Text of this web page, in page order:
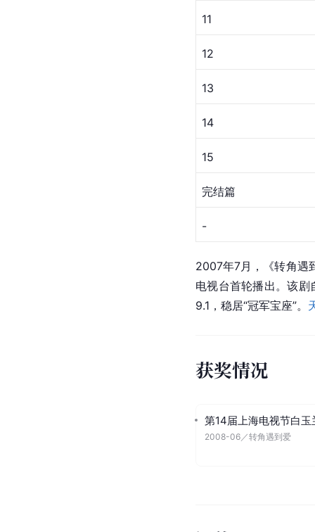
11
12
13
14
15
完结篇
-
2007年7月，《转角遇
电视台首轮播出。该
9.1，稳居“冠军宝座”。
获奖情况
第14届上海电视节白玉
2008-06 ／转角遇到爱